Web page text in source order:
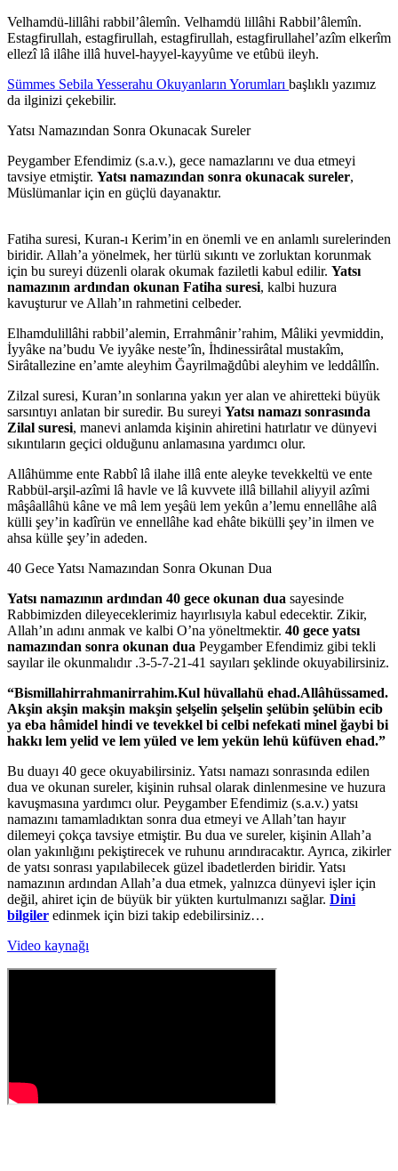
Velhamdü-lillâhi rabbil’âlemîn. Velhamdü lillâhi Rabbil’âlemîn.
Estagfirullah, estagfirullah, estagfirullah, estagfirullahel’azîm elkerîm
ellezî lâ ilâhe illâ huvel-hayyel-kayyûme ve etûbü ileyh.
Sümmes Sebila Yesserahu Okuyanların Yorumları başlıklı yazımız
da ilginizi çekebilir.
Yatsı Namazından Sonra Okunacak Sureler
Peygamber Efendimiz (s.a.v.), gece namazlarını ve dua etmeyi
tavsiye etmiştir. Yatsı namazından sonra okunacak sureler,
Müslümanlar için en güçlü dayanaktır.
Fatiha suresi, Kuran-ı Kerim’in en önemli ve en anlamlı surelerinden
biridir. Allah’a yönelmek, her türlü sıkıntı ve zorluktan korunmak
için bu sureyi düzenli olarak okumak faziletli kabul edilir. Yatsı
namazının ardından okunan Fatiha suresi, kalbi huzura
kavuşturur ve Allah’ın rahmetini celbeder.
Elhamdulillâhi rabbil’alemin, Errahmânir’rahim, Mâliki yevmiddin,
İyyâke na’budu Ve iyyâke neste’în, İhdinessirâtal mustakîm,
Sirâtallezine en’amte aleyhim Ğayrilmağdûbi aleyhim ve leddâllîn.
Zilzal suresi, Kuran’ın sonlarına yakın yer alan ve ahiretteki büyük
sarsıntıyı anlatan bir suredir. Bu sureyi Yatsı namazı sonrasında
Zilal suresi, manevi anlamda kişinin ahiretini hatırlatır ve dünyevi
sıkıntıların geçici olduğunu anlamasına yardımcı olur.
Allâhümme ente Rabbî lâ ilahe illâ ente aleyke tevekkeltü ve ente
Rabbül-arşil-azîmi lâ havle ve lâ kuvvete illâ billahil aliyyil azîmi
mâşâallâhü kâne ve mâ lem yeşâü lem yekûn a’lemu ennellâhe alâ
külli şey’in kadîrün ve ennellâhe kad ehâte bikülli şey’in ilmen ve
ahsa külle şey’in adeden.
40 Gece Yatsı Namazından Sonra Okunan Dua
Yatsı namazının ardından 40 gece okunan dua sayesinde
Rabbimizden dileyeceklerimiz hayırlısıyla kabul edecektir. Zikir,
Allah’ın adını anmak ve kalbi O’na yöneltmektir. 40 gece yatsı
namazından sonra okunan dua Peygamber Efendimiz gibi tekli
sayılar ile okunmalıdır .3-5-7-21-41 sayıları şeklinde okuyabilirsiniz.
“Bismillahirrahmanirrahim.Kul hüvallahü ehad.Allâhüssamed.
Akşin akşin makşin makşin şelşelin şelşelin şelübin şelübin ecib
ya eba hâmidel hindi ve tevekkel bi celbi nefekati minel ğaybi bi
hakkı lem yelid ve lem yüled ve lem yekün lehü küfüven ehad.”
Bu duayı 40 gece okuyabilirsiniz. Yatsı namazı sonrasında edilen
dua ve okunan sureler, kişinin ruhsal olarak dinlenmesine ve huzura
kavuşmasına yardımcı olur. Peygamber Efendimiz (s.a.v.) yatsı
namazını tamamladıktan sonra dua etmeyi ve Allah’tan hayır
dilemeyi çokça tavsiye etmiştir. Bu dua ve sureler, kişinin Allah’a
olan yakınlığını pekiştirecek ve ruhunu arındıracaktır. Ayrıca, zikirler
de yatsı sonrası yapılabilecek güzel ibadetlerden biridir. Yatsı
namazının ardından Allah’a dua etmek, yalnızca dünyevi işler için
değil, ahiret için de büyük bir yükten kurtulmanızı sağlar. Dini
bilgiler edinmek için bizi takip edebilirsiniz…
Video kaynağı